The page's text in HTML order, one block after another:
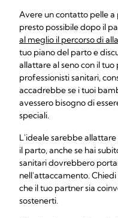
Avere un contatto pelle a
presto possibile dopo il
al meglio il percorso di
tuo piano del parto e
allattare al seno con il
professionisti sanitari,
accadrebbe se i tuoi
avessero bisogno di
speciali.
L'ideale sarebbe
il parto, anche se hai
sanitari dovrebbero
nell'attaccamento. Chiedi
che il tuo partner sia
sostenerti.